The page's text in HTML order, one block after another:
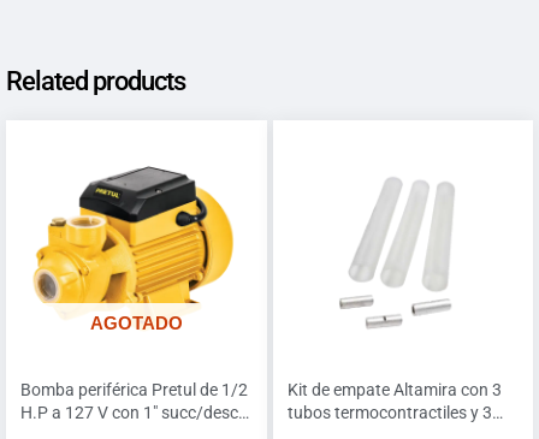
Related products
AGOTADO
Bomba periférica Pretul de 1/2
H.P a 127 V con 1″ succ/desc,
Kit de empate Altamira con 3
tubos termocontractiles y 3